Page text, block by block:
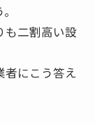
も二割高い設
者にこう答え